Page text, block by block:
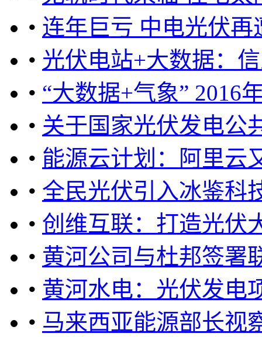
• 连年巨亏 中电光伏再
• 光伏电站+大数据：
• “大数据+气象” 2016
• 关于国家光伏发电公
• 能源云计划：阿里云
• 全民光伏引入冰鉴科
• 创维互联：打造光伏
• 黄河公司与杜邦签署
• 黄河水电：光伏发电
• 马来西亚能源部长视